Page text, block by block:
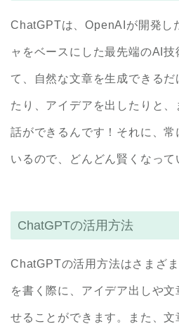
ChatGPTは、OpenAIが開発し
ャをベースにした最先端のAI
て、自然な文章を生成できるだ
たり、アイデアを出したりと
話ができるんです！それに、常
いるので、どんどん賢くなって
ChatGPTの活用方法
ChatGPTの活用方法はさまざ
を書く際に、アイデア出しや
せることができます。また、